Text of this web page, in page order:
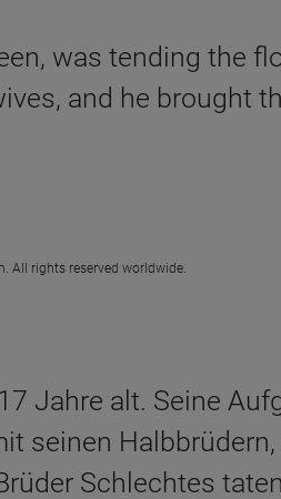
was tending the
and he brought
All rights reserved worldwide.
Jahre alt. Seine
seinen Halbbrüdern,
Schlechtes